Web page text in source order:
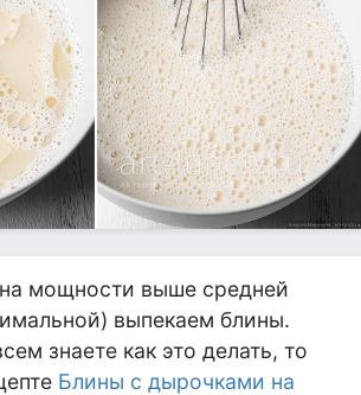
мощности выше средней
выпекаем блины.
знаете как это делать, то
Блины с дырочками на